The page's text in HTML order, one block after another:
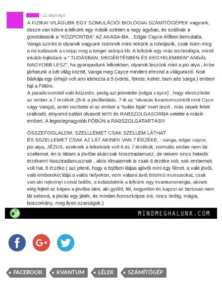
FACEBOOK KVANTUM LÉLEK SZÁMÍTÓGÉP